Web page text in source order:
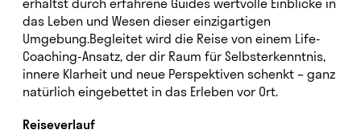
erhältst durch erfahrene Guides wertvolle Einblicke in
das Leben und Wesen dieser einzigartigen
Umgebung.Begleitet wird die Reise von einem Life-
Coaching-Ansatz, der dir Raum für Selbsterkenntnis,
innere Klarheit und neue Perspektiven schenkt – ganz
natürlich eingebettet in das Erleben vor Ort.
Reiseverlauf